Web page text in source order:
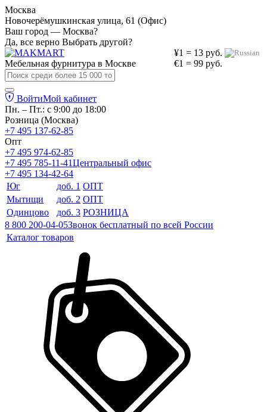
Москва
Новочерёмушкинская улица, 61 (Офис)
Ваш город — Москва?
Да, все верно Выбрать другой?
¥1 = 13 руб.
€1 = 99 руб.
Мебельная фурнитура в Москве
ВойтиМой кабинет
Пн. – Пт.: с 9:00 до 18:00
Розница (Москва)
+7 495 137-62-85
Опт
+7 495 974-62-85
+7 495 785-11-41Центральный офис
+7 495 134-42-64
Юг
доб. 1 ОПТ
Мытищи
доб. 2 ОПТ
Одинцово
доб. 3 РОЗНИЦА
8 800 200-04-05Звонок бесплатный по всей России
Каталог товаров